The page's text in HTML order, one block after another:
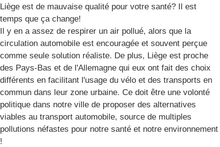
Liège est de mauvaise qualité pour votre santé? Il est
temps que ça change!
Il y en a assez de respirer un air pollué, alors que la
circulation automobile est encouragée et souvent perçue
comme seule solution réaliste. De plus, Liège est proche
des Pays-Bas et de l'Allemagne qui eux ont fait des choix
différents en facilitant l'usage du vélo et des transports en
commun dans leur zone urbaine. Ce doit être une volonté
politique dans notre ville de proposer des alternatives
viables au transport automobile, source de multiples
pollutions néfastes pour notre santé et notre environnement
!